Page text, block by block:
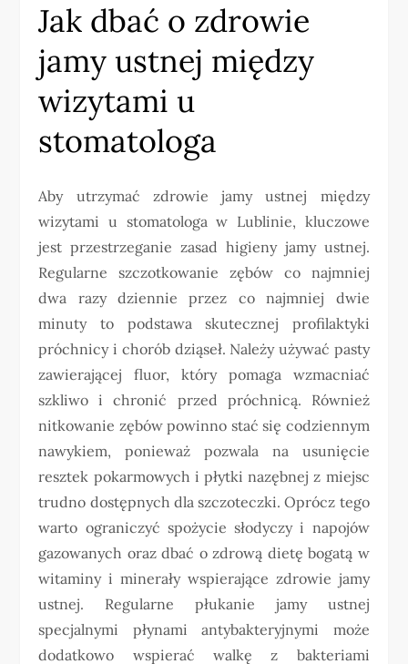
Jak dbać o zdrowie
jamy ustnej między
wizytami u
stomatologa
Aby utrzymać zdrowie jamy ustnej między
wizytami u stomatologa w Lublinie, kluczowe
jest przestrzeganie zasad higieny jamy ustnej.
Regularne szczotkowanie zębów co najmniej
dwa razy dziennie przez co najmniej dwie
minuty to podstawa skutecznej profilaktyki
próchnicy i chorób dziąseł. Należy używać pasty
zawierającej fluor, który pomaga wzmacniać
szkliwo i chronić przed próchnicą. Również
nitkowanie zębów powinno stać się codziennym
nawykiem, ponieważ pozwala na usunięcie
resztek pokarmowych i płytki nazębnej z miejsc
trudno dostępnych dla szczoteczki. Oprócz tego
warto ograniczyć spożycie słodyczy i napojów
gazowanych oraz dbać o zdrową dietę bogatą w
witaminy i minerały wspierające zdrowie jamy
ustnej. Regularne płukanie jamy ustnej
specjalnymi płynami antybakteryjnymi może
dodatkowo wspierać walkę z bakteriami